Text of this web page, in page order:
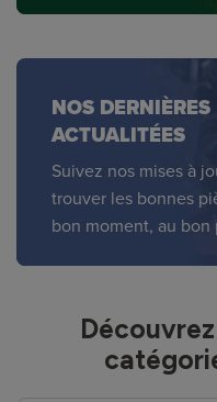
NOS DERNIÈRES
ACTUALITÉES
Suivez nos mises à
trouver les bonnes
bon moment, au bon